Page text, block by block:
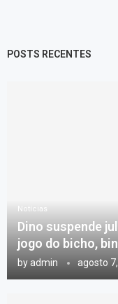
POSTS RECENTES
Notícias
Dino suspende
jogo do bicho,
by admin agosto